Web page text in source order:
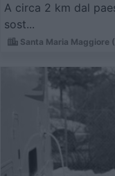
A circa 2 km dal
sost...
Santa Maria Maggiore